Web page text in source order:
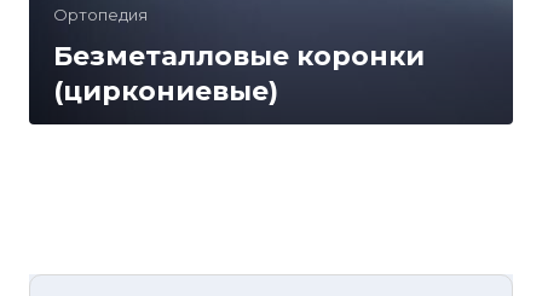
Ортопедия
Безметалловые коронки
(циркониевые)